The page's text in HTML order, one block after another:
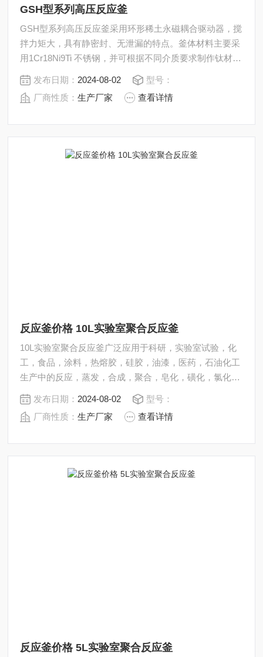
GSH型系列高压反应釜
GSH型系列高压反应釜采用环形稀土永磁耦合驱动器，搅
拌力矩大，具有静密封、无泄漏的特点。釜体材料主要采
用1Cr18Ni9Ti 不锈钢，并可根据不同介质要求制作钛材
（TA2）、聚四氟乙烯衬套及衬镍（Ni6）。搅拌轴承采用
自润滑耐磨轴套，适合于各种介质的搅拌。
发布日期： 2024-08-02
型号：
厂商性质：生产厂家 查看详情
反应釜价格 10L实验室聚合反应釜
10L实验室聚合反应釜广泛应用于科研，实验室试验，化
工，食品，涂料，热熔胶，硅胶，油漆，医药，石油化工
生产中的反应，蒸发，合成，聚合，皂化，磺化，氯化，
硝化等工艺过程的压力容器。 内表面采用镜面抛光，确保
卫生洁净*。 反应釜价格 10L实验室聚合反应釜均可接受
客户的个性化定制。
发布日期： 2024-08-02
型号：
厂商性质：生产厂家 查看详情
反应釜价格 5L实验室聚合反应釜